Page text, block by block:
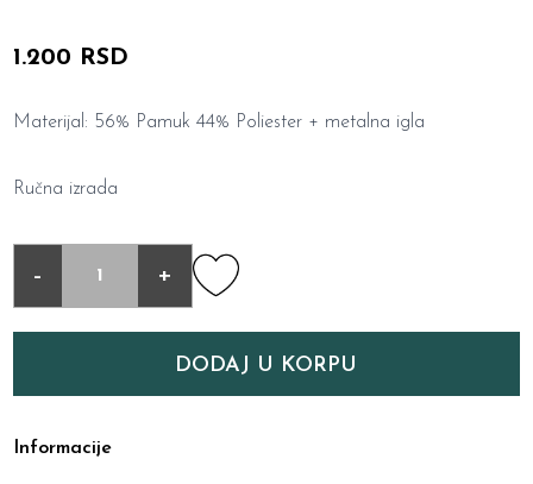
1.200 RSD
Materijal: 56% Pamuk 44% Poliester + metalna igla
Ručna izrada
- +
DODAJ U KORPU
Informacije